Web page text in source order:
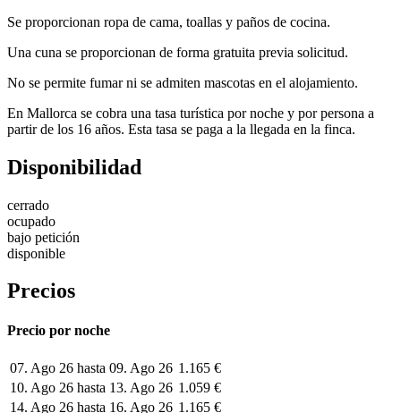
Se proporcionan ropa de cama, toallas y paños de cocina.
Una cuna se proporcionan de forma gratuita previa solicitud.
No se permite fumar ni se admiten mascotas en el alojamiento.
En Mallorca se cobra una tasa turística por noche y por persona a
partir de los 16 años. Esta tasa se paga a la llegada en la finca.
Disponibilidad
cerrado
ocupado
bajo petición
disponible
Precios
Precio por noche
07. Ago 26 hasta 09. Ago 26 1.165 €
10. Ago 26 hasta 13. Ago 26 1.059 €
14. Ago 26 hasta 16. Ago 26 1.165 €